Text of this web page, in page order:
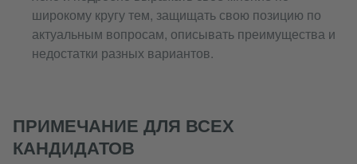
широкому кругу тем, защищать свою позицию по
актуальным вопросам, описывать преимущества и
недостатки разных вариантов.
ПРИМЕЧАНИЕ ДЛЯ ВСЕХ
КАНДИДАТОВ